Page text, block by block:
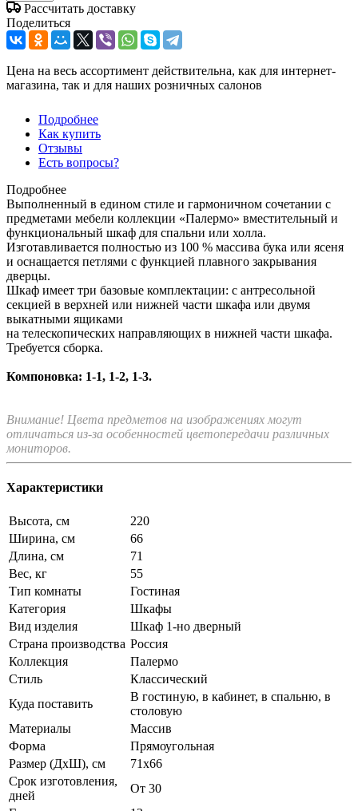
Рассчитать доставку
Поделиться
Цена на весь ассортимент действительна, как для интернет-
магазина, так и для наших розничных салонов
Подробнее
Как купить
Отзывы
Есть вопросы?
Подробнее
Выполненный в едином стиле и гармоничном сочетании с
предметами мебели коллекции «Палермо» вместительный и
функциональный шкаф для спальни или холла.
Изготавливается полностью из 100 % массива бука или ясеня
и оснащается петлями с функцией плавного закрывания
дверцы.
Шкаф имеет три базовые комплектации: c антресольной
секцией в верхней или нижней части шкафа или двумя
выкатными ящиками
на телескопических направляющих в нижней части шкафа.
Требуется сборка.
Компоновка: 1-1, 1-2, 1-3.
Внимание! Цвета предметов на изображениях могут
отличаться из-за особенностей цветопередачи различных
мониторов.
Характеристики
Высота, см
220
Ширина, см
66
Длина, см
71
Вес, кг
55
Тип комнаты
Гостиная
Категория
Шкафы
Вид изделия
Шкаф 1-но дверный
Страна производства Россия
Коллекция
Палермо
Стиль
Классический
Куда поставить
В гостиную, в кабинет, в спальню, в
столовую
Материалы
Массив
Форма
Прямоугольная
Размер (ДхШ), см
71х66
Срок изготовления,
дней
От 30